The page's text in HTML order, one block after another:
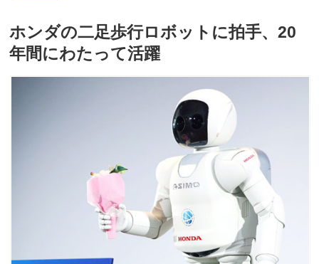
ホンダの二足歩行ロボットに拍手、20
年間にわたって活躍